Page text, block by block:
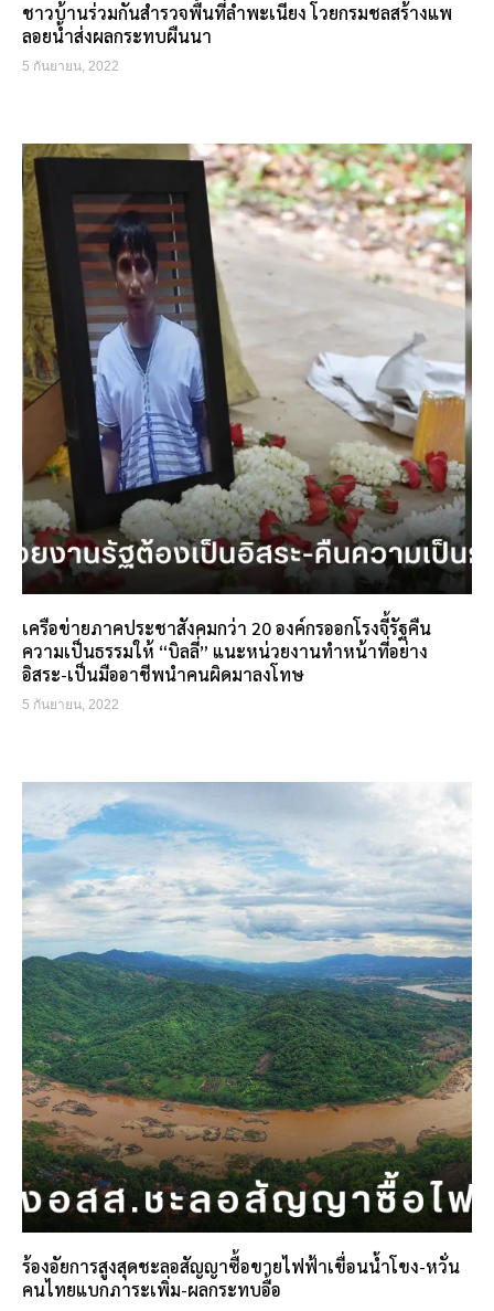
ชาวบ้านร่วมกันสำรวจพื้นที่ลำพะเนียง โวยกรมชลสร้างแพ
ลอยน้ำส่งผลกระทบผืนนา
5 กันยายน, 2022
เครือข่ายภาคประชาสังคมกว่า 20 องค์กรออกโรงจี้รัฐคืน
ความเป็นธรรมให้ “บิลลี่” แนะหน่วยงานทำหน้าที่อย่าง
อิสระ-เป็นมืออาชีพนำคนผิดมาลงโทษ
5 กันยายน, 2022
ร้องอัยการสูงสุดชะลอสัญญาซื้อขายไฟฟ้าเขื่อนน้ำโขง-หวั่น
คนไทยแบกภาระเพิ่ม-ผลกระทบอื้อ